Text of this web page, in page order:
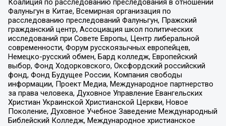
Коалиция по расследованию преследования в отношении
Фалуньгун в Китае, Всемирная организация по
расследованию преследований Фалуньгун, Пражский
гражданский центр, Ассоциация школ политических
исследований при Совете Европы, Центр либеральной
современности, Форум русскоязычных европейцев,
Немецко-русский обмен, Бард колледж, Европейский
выбор, Фонд Ходорковского, Оксфордский российский
фонд, Фонд Будущее России, Компания свободы
информации, Проект Медиа, Международное партнерство
за права человека, Духовное Управление Евангельских
Христиан Украинской Христианской Церкви, Новое
Поколение, Духовное Учебное Заведение Международный
Библейский Колледж, Международное христианское